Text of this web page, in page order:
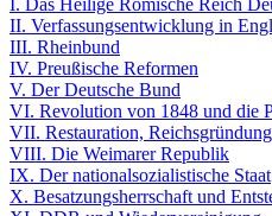
I. Das Heilige Römische Reich
II. Verfassungsentwicklung in
III. Rheinbund
IV. Preußische Reformen
V. Der Deutsche Bund
VI. Revolution von 1848 und die
VII. Restauration,
VIII. Die Weimarer Republik
IX. Der nationalsozialistische Staat
X. Besatzungsherrschaft und